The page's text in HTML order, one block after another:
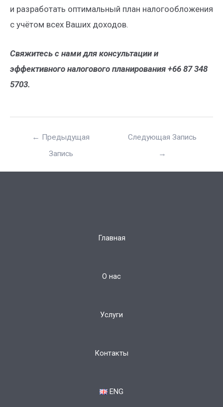
и разработать оптимальный план налогообложения
с учётом всех Ваших доходов.
Свяжитесь с нами для консультации и
эффективного налогового планирования +66 87 348
5703.
← Предыдущая
Запись
Следующая Запись
→
Главная
О нас
Услуги
Контакты
ENG